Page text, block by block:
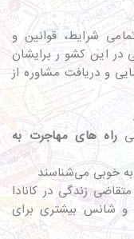
شرایط، قوانین و
در این کشو ر برایشان
و دریافت مشاوره از
راه‌ های مهاجرت به
خوبی می‌شناسند
زندگی در کانادا
و شانس بیشتری برای